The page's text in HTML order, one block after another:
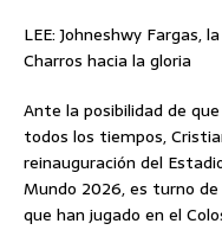
LEE: Johneshwy Fargas,
Charros hacia la gloria
Ante la posibilidad de
todos los tiempos,
reinauguración del
Mundo 2026, es turno
que han jugado en el